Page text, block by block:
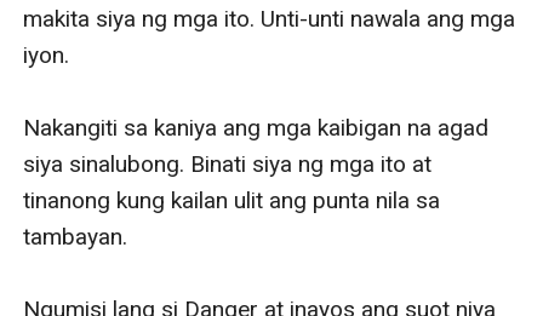
makita siya ng mga ito. Unti-unti nawala ang mga
iyon.
Nakangiti sa kaniya ang mga kaibigan na agad
siya sinalubong. Binati siya ng mga ito at
tinanong kung kailan ulit ang punta nila sa
tambayan.
Ngumisi lang si Danger at inayos ang suot niya